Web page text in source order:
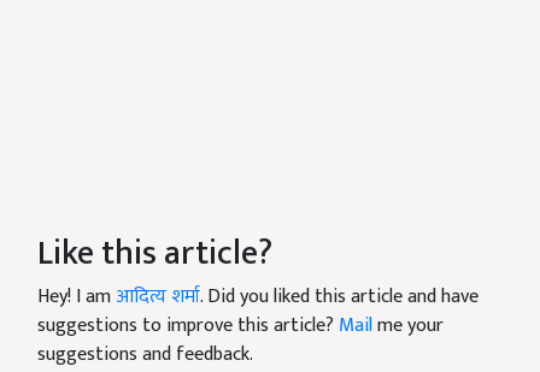
Like this article?
Hey! I amआदित्य शर्मा. Did you liked this article and have
suggestions to improve this article? Mailme your
suggestions and feedback.